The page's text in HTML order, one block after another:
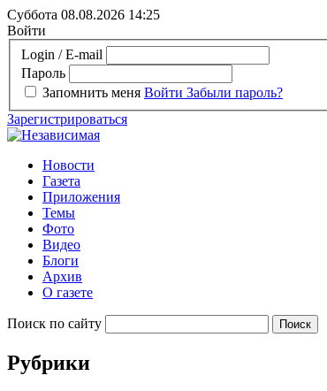
Суббота 08.08.2026 14:25
Войти
Login / E-mail
Пароль
Запомнить меня Войти Забыли пароль?
Зарегистрироваться
Новости
Газета
Приложения
Темы
Фото
Видео
Блоги
Архив
О газете
Поиск по сайту
Рубрики